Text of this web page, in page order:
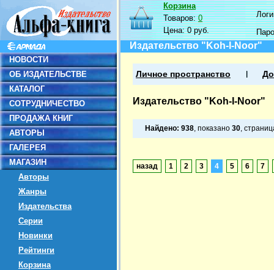
НОВОСТИ
ОБ ИЗДАТЕЛЬСТВЕ
КАТАЛОГ
СОТРУДНИЧЕСТВО
ПРОДАЖА КНИГ
АВТОРЫ
ГАЛЕРЕЯ
МАГАЗИН
Авторы
Жанры
Издательства
Серии
Новинки
Рейтинги
Корзина
Корзина
Товаров:0
Цена:0 руб.
Издательство "Koh-I-Noor"
Личное пространство
Издательство "Koh-I-Noor"
Найдено: 938, показано 30,
назад 1 2 3 4 5 6 7